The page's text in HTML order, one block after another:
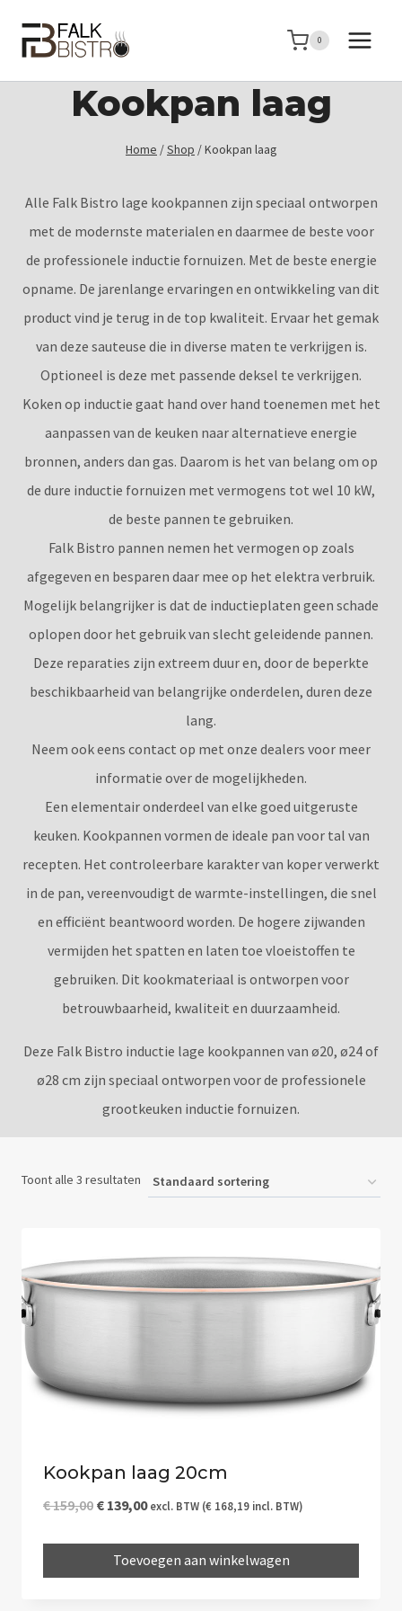
naar
0
Kookpan laag
Home /Shop /Kookpan laag
Alle Falk Bistro lage kookpannen zijn speciaal ontworpen
met de modernste materialen en daarmee de beste voor
de professionele inductie fornuizen. Met de beste energie
opname. De jarenlange ervaringen en ontwikkeling van dit
product vind je terug in de top kwaliteit. Ervaar het gemak
van deze sauteuse die in diverse maten te verkrijgen is.
Optioneel is deze met passende deksel te verkrijgen.
Koken op inductie gaat hand over hand toenemen met het
aanpassen van de keuken naar alternatieve energie
bronnen, anders dan gas. Daarom is het van belang om op
de dure inductie fornuizen met vermogens tot wel 10 kW,
de beste pannen te gebruiken.
Falk Bistro pannen nemen het vermogen op zoals
afgegeven en besparen daar mee op het elektra verbruik.
Mogelijk belangrijker is dat de inductieplaten geen schade
oplopen door het gebruik van slecht geleidende pannen.
Deze reparaties zijn extreem duur en, door de beperkte
beschikbaarheid van belangrijke onderdelen, duren deze
lang.
Neem ook eens contact op met onze dealers voor meer
informatie over de mogelijkheden.
Een elementair onderdeel van elke goed uitgeruste
keuken. Kookpannen vormen de ideale pan voor tal van
recepten. Het controleerbare karakter van koper verwerkt
in de pan, vereenvoudigt de warmte-instellingen, die snel
en efficiënt beantwoord worden. De hogere zijwanden
vermijden het spatten en laten toe vloeistoffen te
gebruiken. Dit kookmateriaal is ontworpen voor
betrouwbaarheid, kwaliteit en duurzaamheid.
Deze Falk Bistro inductie lage kookpannen van ø20, ø24 of
ø28 cm zijn speciaal ontworpen voor de professionele
grootkeuken inductie fornuizen.
Toont alle 3 resultaten
Kookpan laag 20cm
€159,00 Oorspronkelijke
was:
€ 139,00Huidige
is:
excl. BTW (€ 168,19 incl. BTW)
Toevoegen aan winkelwagen